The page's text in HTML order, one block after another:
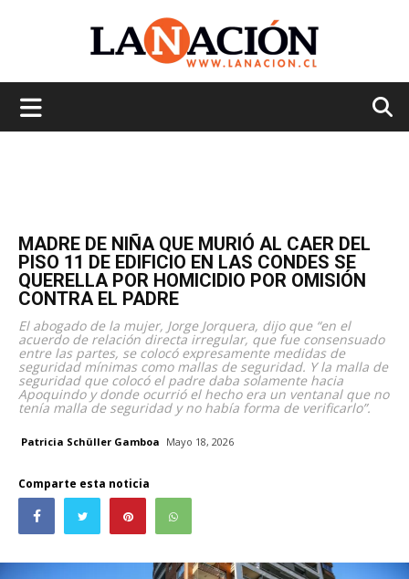
MADRE DE NIÑA QUE MURIÓ AL CAER DEL
PISO 11 DE EDIFICIO EN LAS CONDES SE
QUERELLA POR HOMICIDIO POR OMISIÓN
CONTRA EL PADRE
El abogado de la mujer, Jorge Jorquera, dijo que “en el
acuerdo de relación directa irregular, que fue consensuado
entre las partes, se colocó expresamente medidas de
seguridad mínimas como mallas de seguridad. Y la malla de
seguridad que colocó el padre daba solamente hacia
Apoquindo y donde ocurrió el hecho era un ventanal que no
tenía malla de seguridad y no había forma de verificarlo”.
Patricia Schüller Gamboa Mayo 18, 2026
Comparte esta noticia